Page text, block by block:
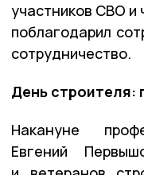
участников СВО и
поблагодарил
сотрудничество.
День строителя:
Накануне
Евгений